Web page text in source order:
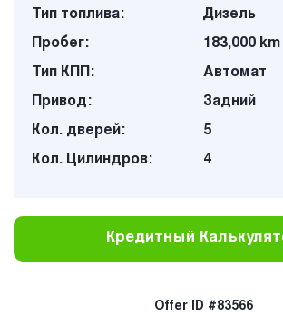
Тип топлива:
Дизель
Пробег:
183,000 km
Тип КПП:
Автомат
Привод:
Задний
Кол. дверей:
5
Кол. Цилиндров:
4
Кредитный
Offer ID #83566